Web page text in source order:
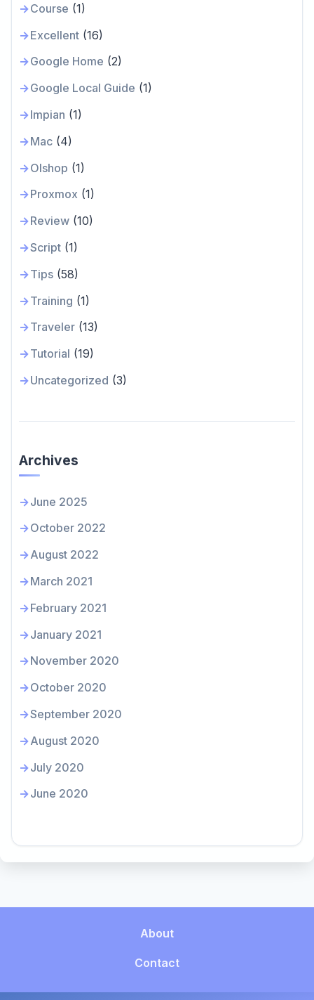
Course (1)
Excellent(16)
Google Home (2)
Google Local Guide (1)
Impian (1)
Mac(4)
Olshop (1)
Proxmox (1)
Review(10)
Script(1)
Tips(58)
Training (1)
Traveler(13)
Tutorial (19)
Uncategorized (3)
Archives
June 2025
October 2022
August 2022
March 2021
February 2021
January 2021
November 2020
October 2020
September 2020
August 2020
July 2020
June 2020
About
Contact